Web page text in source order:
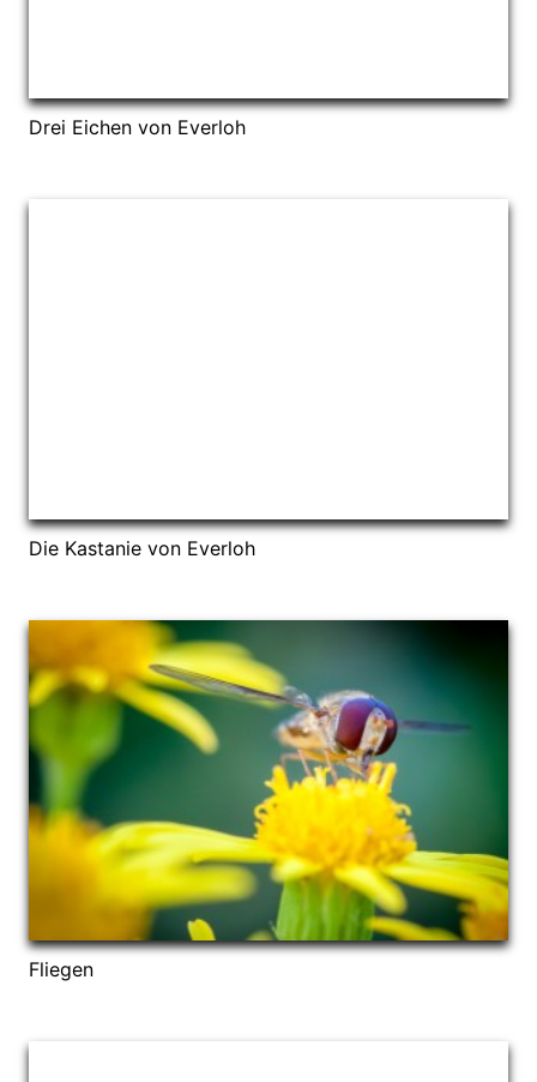
Drei Eichen von Everloh
Die Kastanie von Everloh
Fliegen